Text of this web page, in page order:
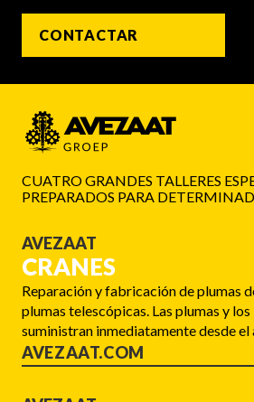
CONTACTAR
CUATRO GRANDES TALLERES
PREPARADOS PARA
AVEZAAT
CRANES
Reparación y fabricación de plumas
plumas telescópicas. Las plumas y
suministran inmediatamente desde el
AVEZAAT.COM